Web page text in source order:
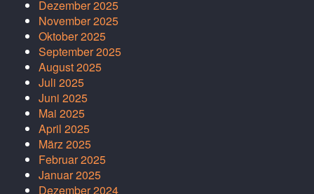
Dezember 2025
November 2025
Oktober 2025
September 2025
August 2025
Juli 2025
Juni 2025
Mai 2025
April 2025
März 2025
Februar 2025
Januar 2025
Dezember 2024